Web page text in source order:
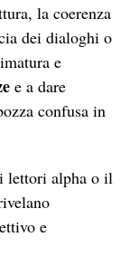
la coerenza
dei dialoghi o
e
e a dare
confusa in
lettori alpha o il
e